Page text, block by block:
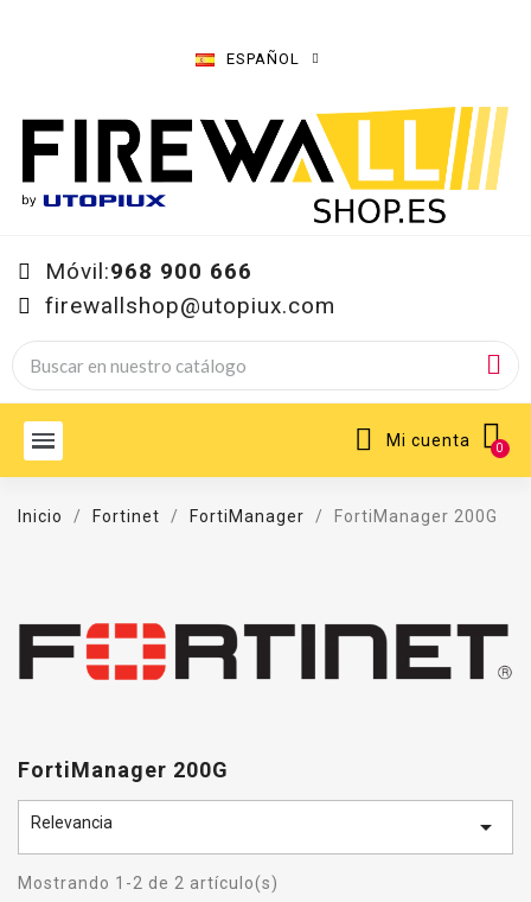
ESPAÑOL
Móvil:968 900 666
firewallshop@utopiux.com
Mi cuenta
Inicio Fortinet FortiManager FortiManager 200G
FortiManager 200G
Relevancia 
Mostrando 1-2 de 2 artículo(s)